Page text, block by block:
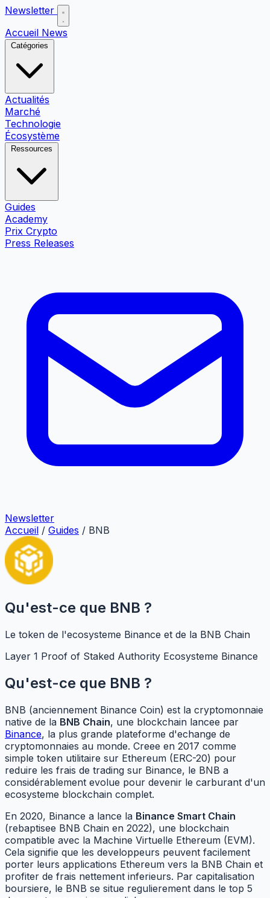
Newsletter
Accueil News
Catégories
Actualités
Marché
Technologie
Écosystème
Ressources
Guides
Academy
Prix Crypto
Press Releases
Newsletter
Accueil / Guides / BNB
Qu'est-ce que BNB ?
Le token de l'ecosysteme Binance et de la BNB Chain
Layer 1 Proof of Staked Authority Ecosysteme Binance
Qu'est-ce que BNB ?
BNB (anciennement Binance Coin) est la cryptomonnaie
native de la BNB Chain, une blockchain lancee par
Binance, la plus grande plateforme d'echange de
cryptomonnaies au monde. Creee en 2017 comme
simple token utilitaire sur Ethereum (ERC-20) pour
reduire les frais de trading sur Binance, le BNB a
considérablement evolue pour devenir le carburant d'un
ecosysteme blockchain complet.
En 2020, Binance a lance la Binance Smart Chain
(rebaptisee BNB Chain en 2022), une blockchain
compatible avec la Machine Virtuelle Ethereum (EVM).
Cela signifie que les developpeurs peuvent facilement
porter leurs applications Ethereum vers la BNB Chain et
profiter de frais nettement inferieurs. Par capitalisation
boursiere, le BNB se situe regulierement dans le top 5